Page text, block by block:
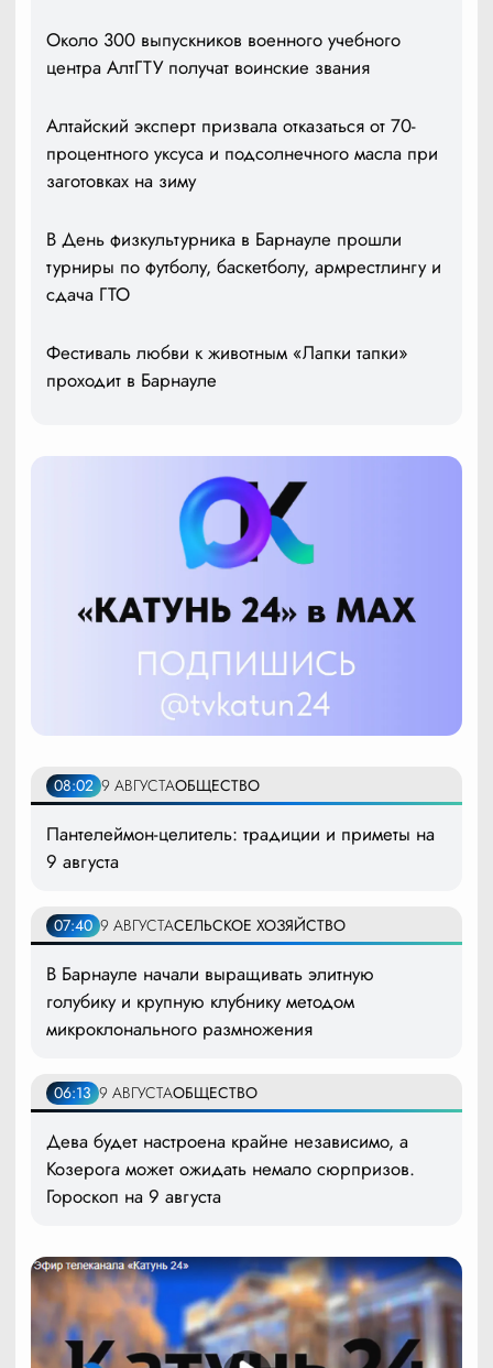
Около 300 выпускников военного учебного
центра АлтГТУ получат воинские звания
Алтайский эксперт призвала отказаться от 70-
процентного уксуса и подсолнечного масла при
заготовках на зиму
В День физкультурника в Барнауле прошли
турниры по футболу, баскетболу, армрестлингу и
сдача ГТО
Фестиваль любви к животным «Лапки тапки»
проходит в Барнауле
08:02 9 АВГУСТАОБЩЕСТВО
Пантелеймон-целитель: традиции и приметы на
9 августа
07:40 9 АВГУСТАСЕЛЬСКОЕ ХОЗЯЙСТВО
В Барнауле начали выращивать элитную
голубику и крупную клубнику методом
микроклонального размножения
06:13 9 АВГУСТАОБЩЕСТВО
Дева будет настроена крайне независимо, а
Козерога может ожидать немало сюрпризов.
Гороскоп на 9 августа